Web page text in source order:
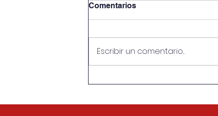
Comentarios
Escribir un comentario...